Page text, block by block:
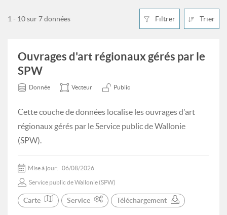
Filtrer Trier
1 - 10 sur 7 données
Ouvrages d'art régionaux gérés par le
SPW
Donnée Vecteur Public
Cette couche de données localise les ouvrages d'art
régionaux gérés par le Service public de Wallonie
(SPW).
Mise à jour: 06/08/2026
Service public de Wallonie (SPW)
Carte Service Téléchargement